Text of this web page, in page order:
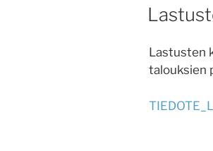
Lastusten
talouksien